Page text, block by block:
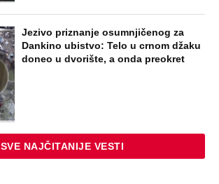
Jezivo priznanje osumnjičenog za
Dankino ubistvo: Telo u crnom džaku
doneo u dvorište, a onda preokret
SVE NAJČITANIJE VESTI